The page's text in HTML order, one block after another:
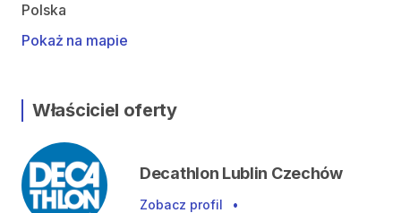
Polska
Pokaż na mapie
Właściciel oferty
Decathlon Lublin Czechów
Zobacz profil •